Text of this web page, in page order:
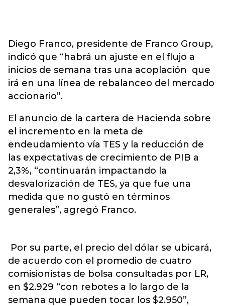
Diego Franco, presidente de Franco Group,
indicó que “habrá un ajuste en el flujo a
inicios de semana tras una acoplación que
irá en una línea de rebalanceo del mercado
accionario”.
El anuncio de la cartera de Hacienda sobre
el incremento en la meta de
endeudamiento vía TES y la reducción de
las expectativas de crecimiento de PIB a
2,3%, “continuarán impactando la
desvalorización de TES, ya que fue una
medida que no gustó en términos
generales”, agregó Franco.
Por su parte, el precio del dólar se ubicará,
de acuerdo con el promedio de cuatro
comisionistas de bolsa consultadas por LR,
en $2.929 “con rebotes a lo largo de la
semana que pueden tocar los $2.950”,